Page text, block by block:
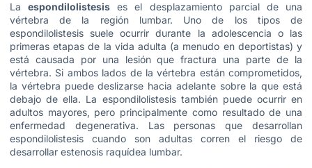
Laespondilolistesis es el desplazamiento parcial de una
vértebra de la región lumbar. Uno de los tipos de
espondilolistesis suele ocurrir durante la adolescencia o las
primeras etapas de la vida adulta (a menudo en deportistas) y
está causada por una lesión que fractura una parte de la
vértebra. Si ambos lados de la vértebra están comprometidos,
la vértebra puede deslizarse hacia adelante sobre la que está
debajo de ella. La espondilolistesis también puede ocurrir en
adultos mayores, pero principalmente como resultado de una
enfermedad degenerativa. Las personas que desarrollan
espondilolistesis cuando son adultas corren el riesgo de
desarrollar estenosis raquídea lumbar.